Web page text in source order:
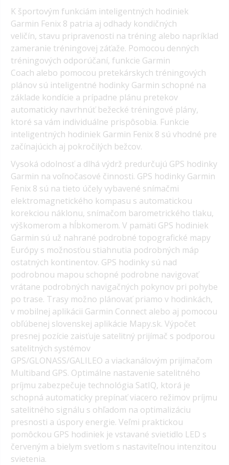
K športovým funkciám inteligentných hodiniek
Garmin Fenix 8 patria aj odhady kondičných
veličín, stavu pripravenosti na tréning alebo napríklad
zameranie tréningovej záťaže. Pomocou denných
tréningových odporúčaní, funkcie Garmin
Coach alebo pomocou pretekárskych tréningových
plánov sú inteligentné hodinky Garmin schopné na
základe kondície a prípadne plánu pretekov
automaticky navrhnúť bežecké tréningové plány,
ktoré sa vám individuálne prispôsobia. Funkcie
inteligentných hodiniek Garmin Fenix 8 sú vhodné pre
začínajúcich aj pokročilých bežcov.
Vysoká odolnosť a dlhá výdrž predurčujú GPS hodinky
Garmin na voľnočasové činnosti. GPS hodinky Garmin
Fenix 8 sú na tieto účely vybavené snímačmi
elektromagnetického kompasu s automatickou
korekciou náklonu, snímačom barometrického tlaku,
výškomerom a hĺbkomerom. V pamäti GPS hodiniek
Garmin sú už nahrané podrobné topografické mapy
Európy s možnosťou stiahnutia podrobných máp
ostatných kontinentov. GPS hodinky sú nad
podrobnou mapou schopné podrobne navigovať
vrátane podrobných navigačných pokynov pri pohybe
po trase. Trasy možno plánovať priamo v hodinkách,
v mobilnej aplikácii Garmin Connect alebo aj pomocou
obľúbenej slovenskej aplikácie Mapy.sk. Výpočet
presnej pozície zaisťuje satelitný prijímač s podporou
satelitných systémov
GPS/GLONASS/GALILEO a viackanálovým prijímačom
Multiband GPS. Optimálne nastavenie satelitného
príjmu zabezpečuje technológia SatIQ, ktorá je
schopná automaticky prepínať viacero režimov príjmu
satelitného signálu s ohľadom na optimalizáciu
presnosti a úspory energie. Veľmi praktickou
pomôckou GPS hodiniek je vstavané svietidlo LED s
červeným a bielym svetlom s nastaviteľnou intenzitou
svietenia.